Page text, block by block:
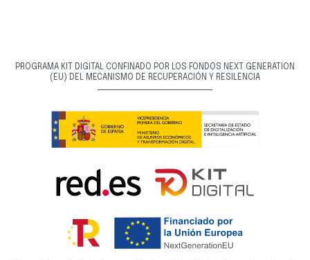
PROGRAMA KIT DIGITAL CONFINADO POR LOS FONDOS NEXT GENERATION
(EU) DEL MECANISMO DE RECUPERACIÓN Y RESILENCIA